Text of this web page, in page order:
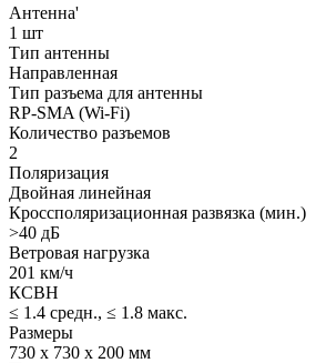
Антенна'
1 шт
Тип антенны
Направленная
Тип разъема для антенны
RP-SMA (Wi-Fi)
Количество разъемов
2
Поляризация
Двойная линейная
Кроссполяризационная развязка (мин.)
>40 дБ
Ветровая нагрузка
201 км/ч
КСВН
≤ 1.4 средн., ≤ 1.8 макс.
Размеры
730 x 730 x 200 мм